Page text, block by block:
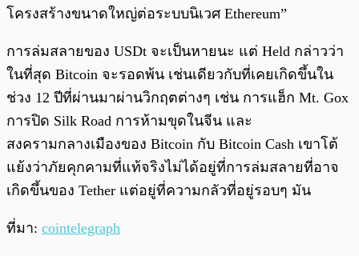
โครงสร้างขนาดใหญ่ต่อระบบนิเวศ Ethereum”
การล่มสลายของ USDt จะเป็นหายนะ แต่ Held กล่าวว่า
ในที่สุด Bitcoin จะรอดพ้น เช่นเดียวกับที่เคยเกิดขึ้นใน
ช่วง 12 ปีที่ผ่านมาผ่านวิกฤตต่างๆ เช่น การแฮ็ก Mt. Gox
การปิด Silk Road การห้ามขุดในจีน และ
สงครามกลางเมืองของ Bitcoin กับ Bitcoin Cash เขาโต้
แย้งว่าภัยคุกคามที่แท้จริงไม่ได้อยู่ที่การล่มสลายที่อาจ
เกิดขึ้นของ Tether แต่อยู่ที่ความกลัวที่อยู่รอบๆ มัน
ที่มา: cointelegraph